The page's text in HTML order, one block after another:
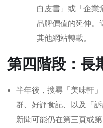
白皮書」或「企業
品牌價值的延伸。
其他網站轉載。
第四階段：長
半年後，搜尋「美味軒
群、好評食記、以及「
新聞可能仍在第三頁或